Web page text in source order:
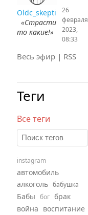
Oldc_skepti
«Страсти
то какие!»
26
февраля
2023,
08:33
Весь эфир | RSS
Теги
Все теги
instagram
автомобиль
алкоголь бабушка
Бабы бог брак
война воспитание